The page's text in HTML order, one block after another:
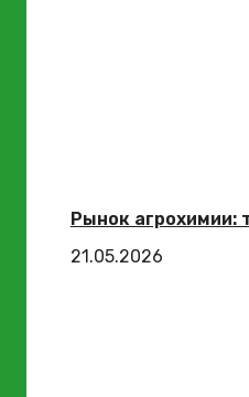
Рынок агрохимии:
21.05.2026